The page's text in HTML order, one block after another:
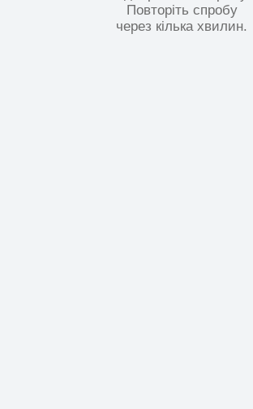
Повторіть спробу
через кілька хвилин.